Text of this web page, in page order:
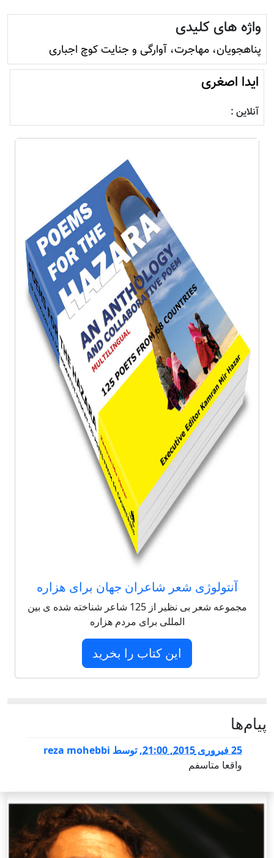
واژه های کلیدی
پناهجویان، مهاجرت، آوارگی و جنایت کوچ اجباری
ایدا اصغری
آنلاین :
آنتولوژی شعر شاعران جهان برای هزاره
مجموعه شعر بی نظیر از 125 شاعر شناخته شده ی بین
المللی برای مردم هزاره
این کتاب را بخرید
پيام‌ها
25 فبروری 2015, 21:00 ,توسط reza mohebbi
واقعا متاسفم